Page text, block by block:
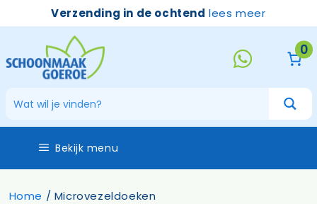
Verzending in de ochtend lees meer
0
Bekijk menu
Home / Microvezeldoeken